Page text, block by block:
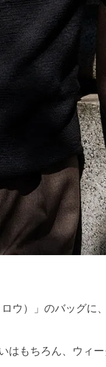
ウ）」のバッグに
はもちろん、ウィ